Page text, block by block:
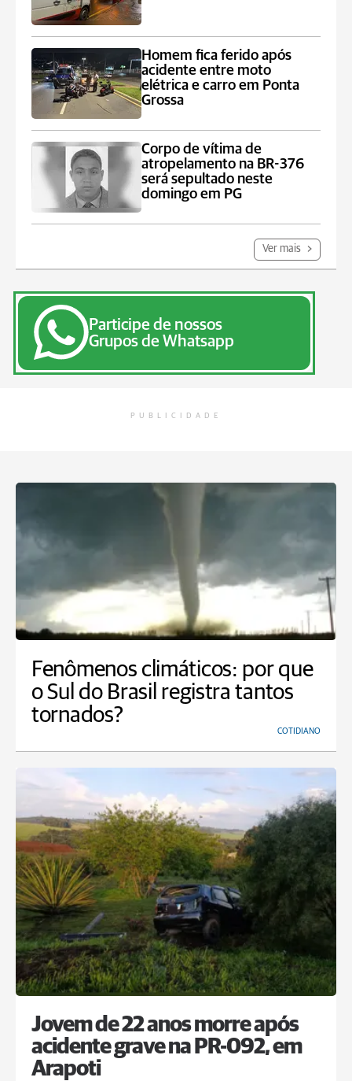
Homem fica ferido após
acidente entre moto
elétrica e carro em Ponta
Grossa
Corpo de vítima de
atropelamento na BR-376
será sepultado neste
domingo em PG
Ver mais
Participe de nossos
Grupos de Whatsapp
PUBLICIDADE
Fenômenos climáticos: por que
o Sul do Brasil registra tantos
tornados?
COTIDIANO
Jovem de 22 anos morre após
acidente grave na PR-092, em
Arapoti